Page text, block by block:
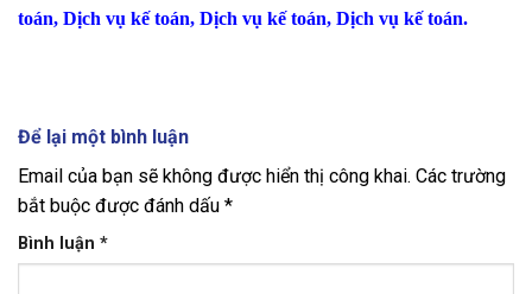
toán, Dịch vụ kế toán, Dịch vụ kế toán, Dịch vụ kế toán.
Để lại một bình luận
Email của bạn sẽ không được hiển thị công khai. Các trường
bắt buộc được đánh dấu *
Bình luận *